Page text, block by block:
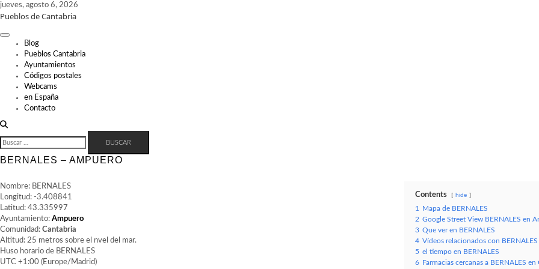
Skip
to
jueves, agosto 6, 2026
Pueblos de Cantabria
Blog
Pueblos Cantabria
Ayuntamientos
Códigos postales
Webcams
en España
Contacto
BUSCAR:
BERNALES – AMPUERO
Nombre: BERNALES
Longitud: -3.408841
Latitud: 43.335997
Ayuntamiento: Ampuero
Comunidad: Cantabria
Altitud: 25 metros sobre el nvel del mar.
Huso horario de BERNALES
UTC +1:00 (Europe/Madrid)
Contents hide
1
Mapa de BERNALES
2 Google Street View BERNALES en
3 Que ver en BERNALES
4 Vídeos relacionados con
5 el tiempo en BERNALES
6
Farmacias cercanas a BERNALES en